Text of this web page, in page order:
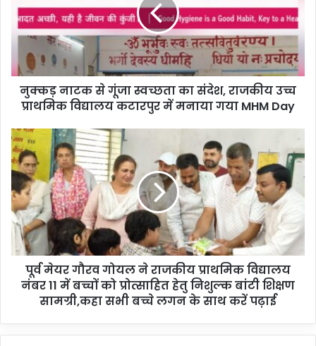
नुक्कड़ नाटक से गूंजा स्वच्छता का संदेश, राजकीय उच्च
प्राथमिक विद्यालय कटारपुर में मनाया गया MHM Day
पूर्व मेयर गौरव गोयल ने राजकीय प्राथमिक विद्यालय
नंबर 11 में बच्चों को प्रोत्साहित हेतु निशुल्क बांटी शिक्षण
सामग्री,कहा सभी बच्चे लगन के साथ करें पढ़ाई